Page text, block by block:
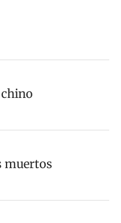
muertos